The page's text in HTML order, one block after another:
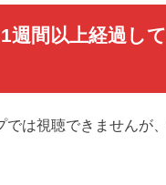
週間以上経過し
は視聴できませんが